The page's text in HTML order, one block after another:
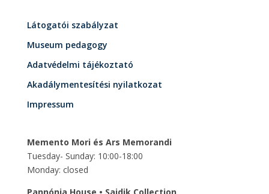
Látogatói szabályzat
Museum pedagogy
Adatvédelmi tájékoztató
Akadálymentesítési nyilatkozat
Impressum
Memento Mori és Ars Memorandi
Tuesday- Sunday: 10:00-18:00
Monday: closed